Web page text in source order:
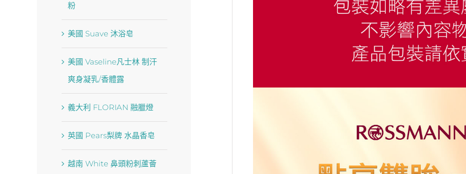
粉
美國 Suave 沐浴皂
美國 Vaseline凡士林 制汗
爽身凝乳/香體露
義大利 FLORIAN 融臘燈
英國 Pears梨牌 水晶香皂
越南 White 鼻頭粉刺蘆薈